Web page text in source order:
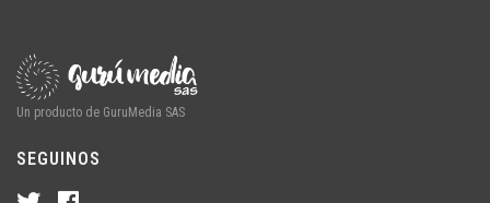
Un producto de GuruMedia SAS
SEGUINOS